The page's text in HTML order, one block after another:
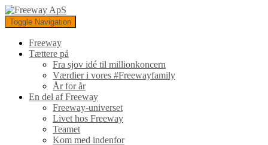
Toggle Navigation
Freeway
Tættere på
Fra sjov idé til millionkoncern
Værdier i vores #Freewayfamily
År for år
En del af Freeway
Freeway-universet
Livet hos Freeway
Teamet
Kom med indenfor